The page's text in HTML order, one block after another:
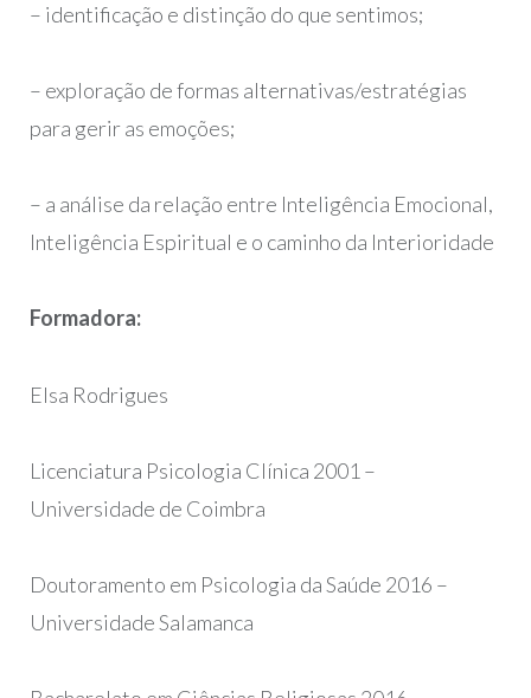
– identificação e distinção do que sentimos;
– exploração de formas alternativas/estratégias
para gerir as emoções;
– a análise da relação entre Inteligência Emocional,
Inteligência Espiritual e o caminho da Interioridade
Formadora:
Elsa Rodrigues
Licenciatura Psicologia Clínica 2001 –
Universidade de Coimbra
Doutoramento em Psicologia da Saúde 2016 –
Universidade Salamanca